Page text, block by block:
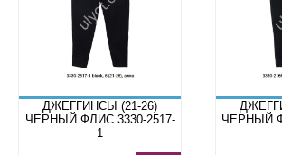
ДЖЕГГИНСЫ (21-26)
ЧЕРНЫЙ ФЛИС 3330-2517-
1
ЧЕРНЫЙ